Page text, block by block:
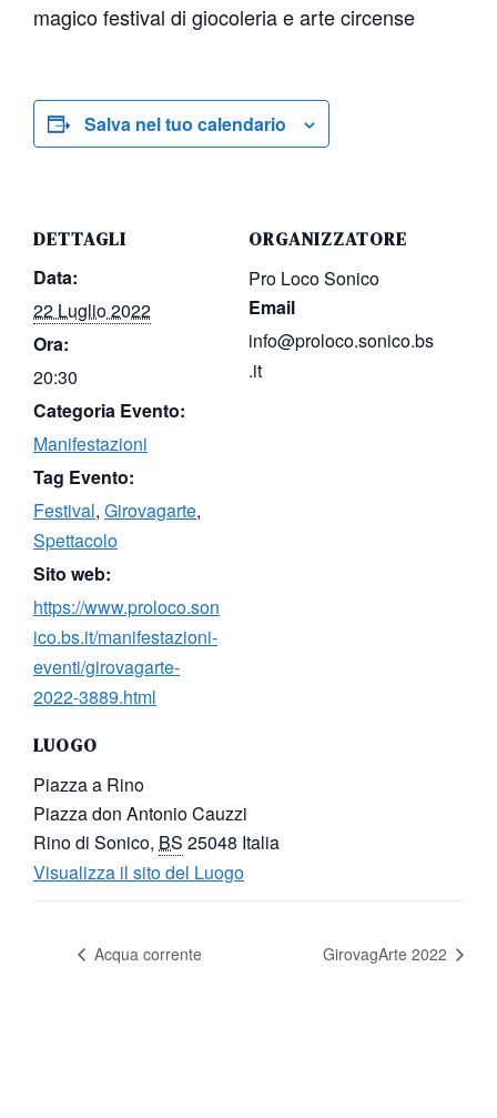
magico festival di giocoleria e arte circense
Salva nel tuo calendario
DETTAGLI
Data:
22 Luglio 2022
Ora:
20:30
Categoria Evento:
Manifestazioni
Tag Evento:
Festival, Girovagarte,
Spettacolo
Sito web:
https://www.proloco.son
ico.bs.it/manifestazioni-
eventi/girovagarte-
2022-3889.html
LUOGO
Piazza a Rino
Piazza don Antonio Cauzzi
Rino di Sonico, BS 25048 Italia
Visualizza il sito del Luogo
ORGANIZZATORE
Pro Loco Sonico
Email
info@proloco.sonico.bs
.it
Acqua corrente GirovagArte 2022